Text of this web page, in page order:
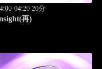
04:20 20分
再)